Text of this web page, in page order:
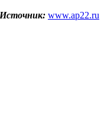
Источник: www.ap22.ru